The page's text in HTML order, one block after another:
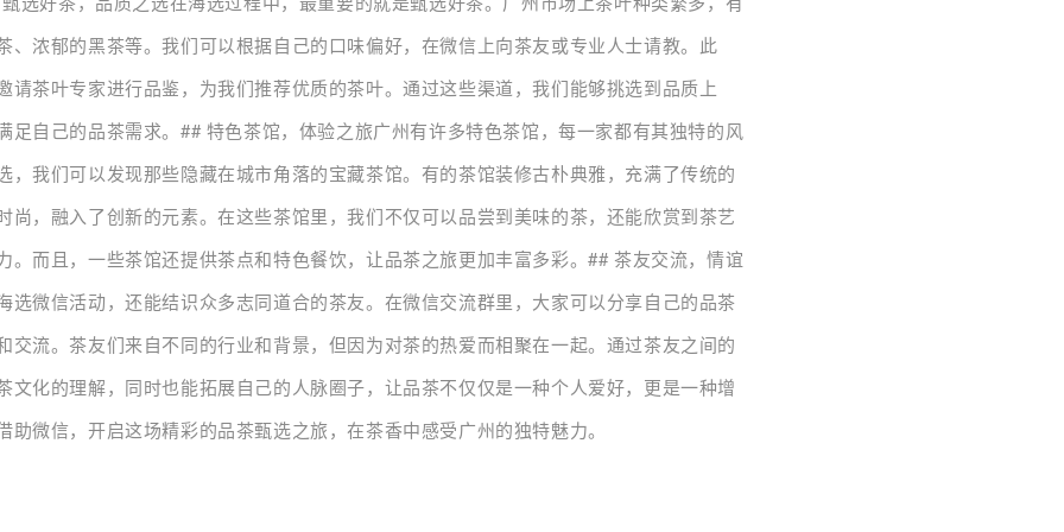
、浓郁的黑茶等。我们可以根据自己的口味偏好，在微信上向茶友或专业人士请教。此
请茶叶专家进行品鉴，为我们推荐优质的茶叶。通过这些渠道，我们能够挑选到品质上
足自己的品茶需求。## 特色茶馆，体验之旅广州有许多特色茶馆，每一家都有其独特的风
，我们可以发现那些隐藏在城市角落的宝藏茶馆。有的茶馆装修古朴典雅，充满了传统的
尚，融入了创新的元素。在这些茶馆里，我们不仅可以品尝到美味的茶，还能欣赏到茶艺
。而且，一些茶馆还提供茶点和特色餐饮，让品茶之旅更加丰富多彩。## 茶友交流，情谊
选微信活动，还能结识众多志同道合的茶友。在微信交流群里，大家可以分享自己的品茶
交流。茶友们来自不同的行业和背景，但因为对茶的热爱而相聚在一起。通过茶友之间的
文化的理解，同时也能拓展自己的人脉圈子，让品茶不仅仅是一种个人爱好，更是一种增
助微信，开启这场精彩的品茶甄选之旅，在茶香中感受广州的独特魅力。